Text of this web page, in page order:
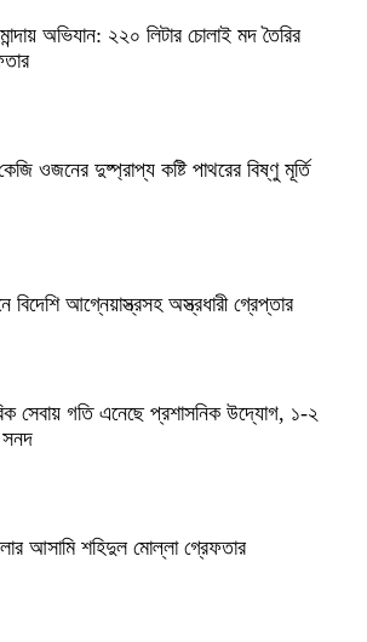
অভিযান: ২২০ লিটার চোলাই মদ তৈরির
ওজনের দুষ্প্রাপ্য কষ্টি পাথরের বিষ্ণু মূর্তি
বিদেশি আগ্নেয়াস্ত্রসহ অস্ত্রধারী গ্রেপ্তার
সেবায় গতি এনেছে প্রশাসনিক উদ্যোগ, ১-২
সনদ
আসামি শহিদুল মোল্লা গ্রেফতার